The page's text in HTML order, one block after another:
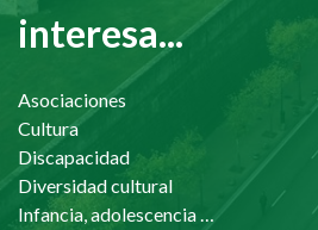
interesa...
Asociaciones
Cultura
Discapacidad
Diversidad cultural
Infancia, adolescencia y familia